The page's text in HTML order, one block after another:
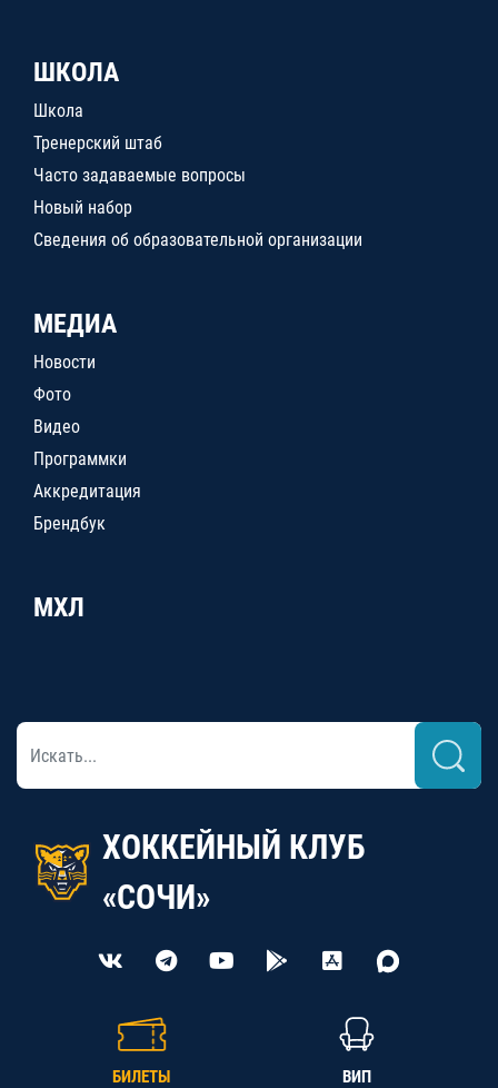
ШКОЛА
Школа
Тренерский штаб
Часто задаваемые вопросы
Новый набор
Сведения об образовательной организации
МЕДИА
Новости
Фото
Видео
Программки
Аккредитация
Брендбук
МХЛ
ХОККЕЙНЫЙ КЛУБ
«СОЧИ»
БИЛЕТЫ ВИП